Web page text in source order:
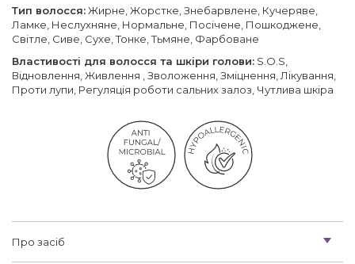
Тип волосся:Жирне, Жорстке, Знебарвлене, Кучеряве,
Ламке, Неслухняне, Нормальне, Посічене, Пошкоджене,
Світле, Сиве, Сухе, Тонке, Тьмяне, Фарбоване
Властивості для волосся та шкіри голови: S.O.S,
Відновлення, Живлення , Зволоження, Зміцнення, Лікування,
Проти лупи, Регуляція роботи сальних залоз, Чутлива шкіра
Про засіб